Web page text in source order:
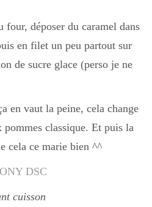
déposer du caramel dans
en filet un peu partout sur
de sucre glace (perso je ne
en vaut la peine, cela change
classique. Et puis la
cela ce marie bien ^^
cuisson